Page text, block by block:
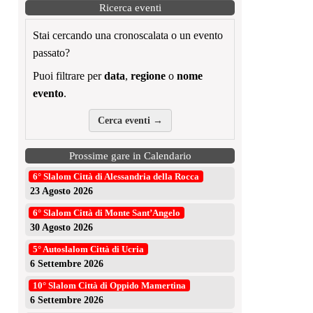
Ricerca eventi
Stai cercando una cronoscalata o un evento
passato?
Puoi filtrare perdata, regione o nome
evento.
Cerca eventi →
Prossime gare in Calendario
6° Slalom Città di Alessandria della Rocca
23 Agosto 2026
6° Slalom Città di Monte Sant’Angelo
30 Agosto 2026
5° Autoslalom Città di Ucria
6 Settembre 2026
10° Slalom Città di Oppido Mamertina
6 Settembre 2026